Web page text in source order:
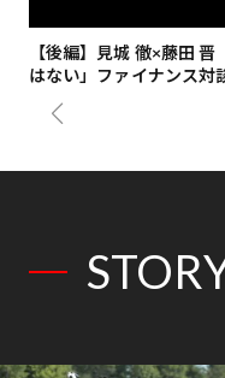
【後編】見城 徹×藤田
はない」ファイナンス対